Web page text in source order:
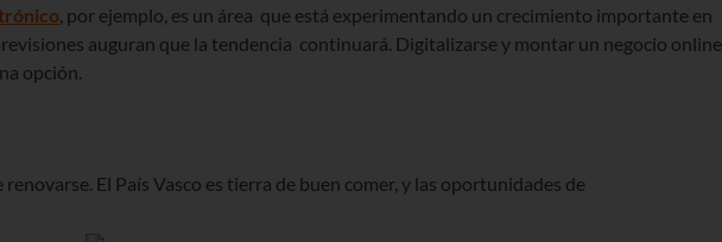
, por ejemplo, es un área que está experimentando un crecimiento importante en
auguran que la tendencia continuará. Digitalizarse y montar un negocio online
opción.
El País Vasco es tierra de buen comer, y las oportunidades de